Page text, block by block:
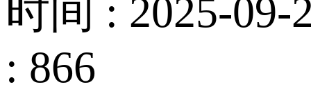
时间 : 2025-09-
: 866